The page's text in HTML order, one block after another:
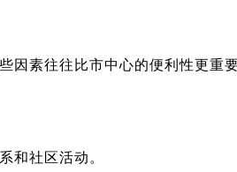
因素往往比市中心的便利性更重要
和社区活动。